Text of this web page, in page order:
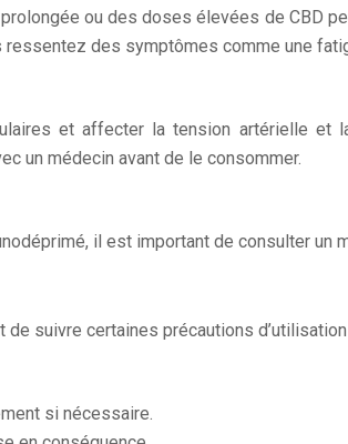
ou des doses élevées de CBD
des symptômes comme une
et affecter la tension artérielle
un médecin avant de le consommer.
il est important de consulter un
suivre certaines précautions d’utilisation
si nécessaire.